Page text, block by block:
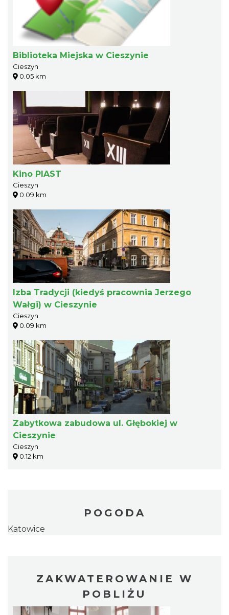
Biblioteka Miejska w Cieszynie
Cieszyn
0.05 km
Kino PIAST
Cieszyn
0.09 km
Izba Tradycji (kiedyś pracownia Jerzego
Wałgi) w Cieszynie
Cieszyn
0.09 km
Zabytkowa zabudowa ul. Głębokiej w
Cieszynie
Cieszyn
0.12 km
POGODA
Katowice
ZAKWATEROWANIE W
POBLIŻU